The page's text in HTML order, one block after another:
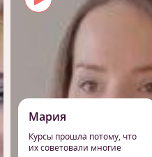
Мария
Курсы прошла потому, что
их советовали многие